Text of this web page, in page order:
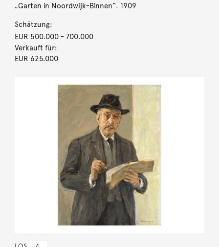
„Garten in Noordwijk-Binnen“. 1909
Schätzung:
EUR 500.000- 700.000
Verkauft für:
EUR 625.000